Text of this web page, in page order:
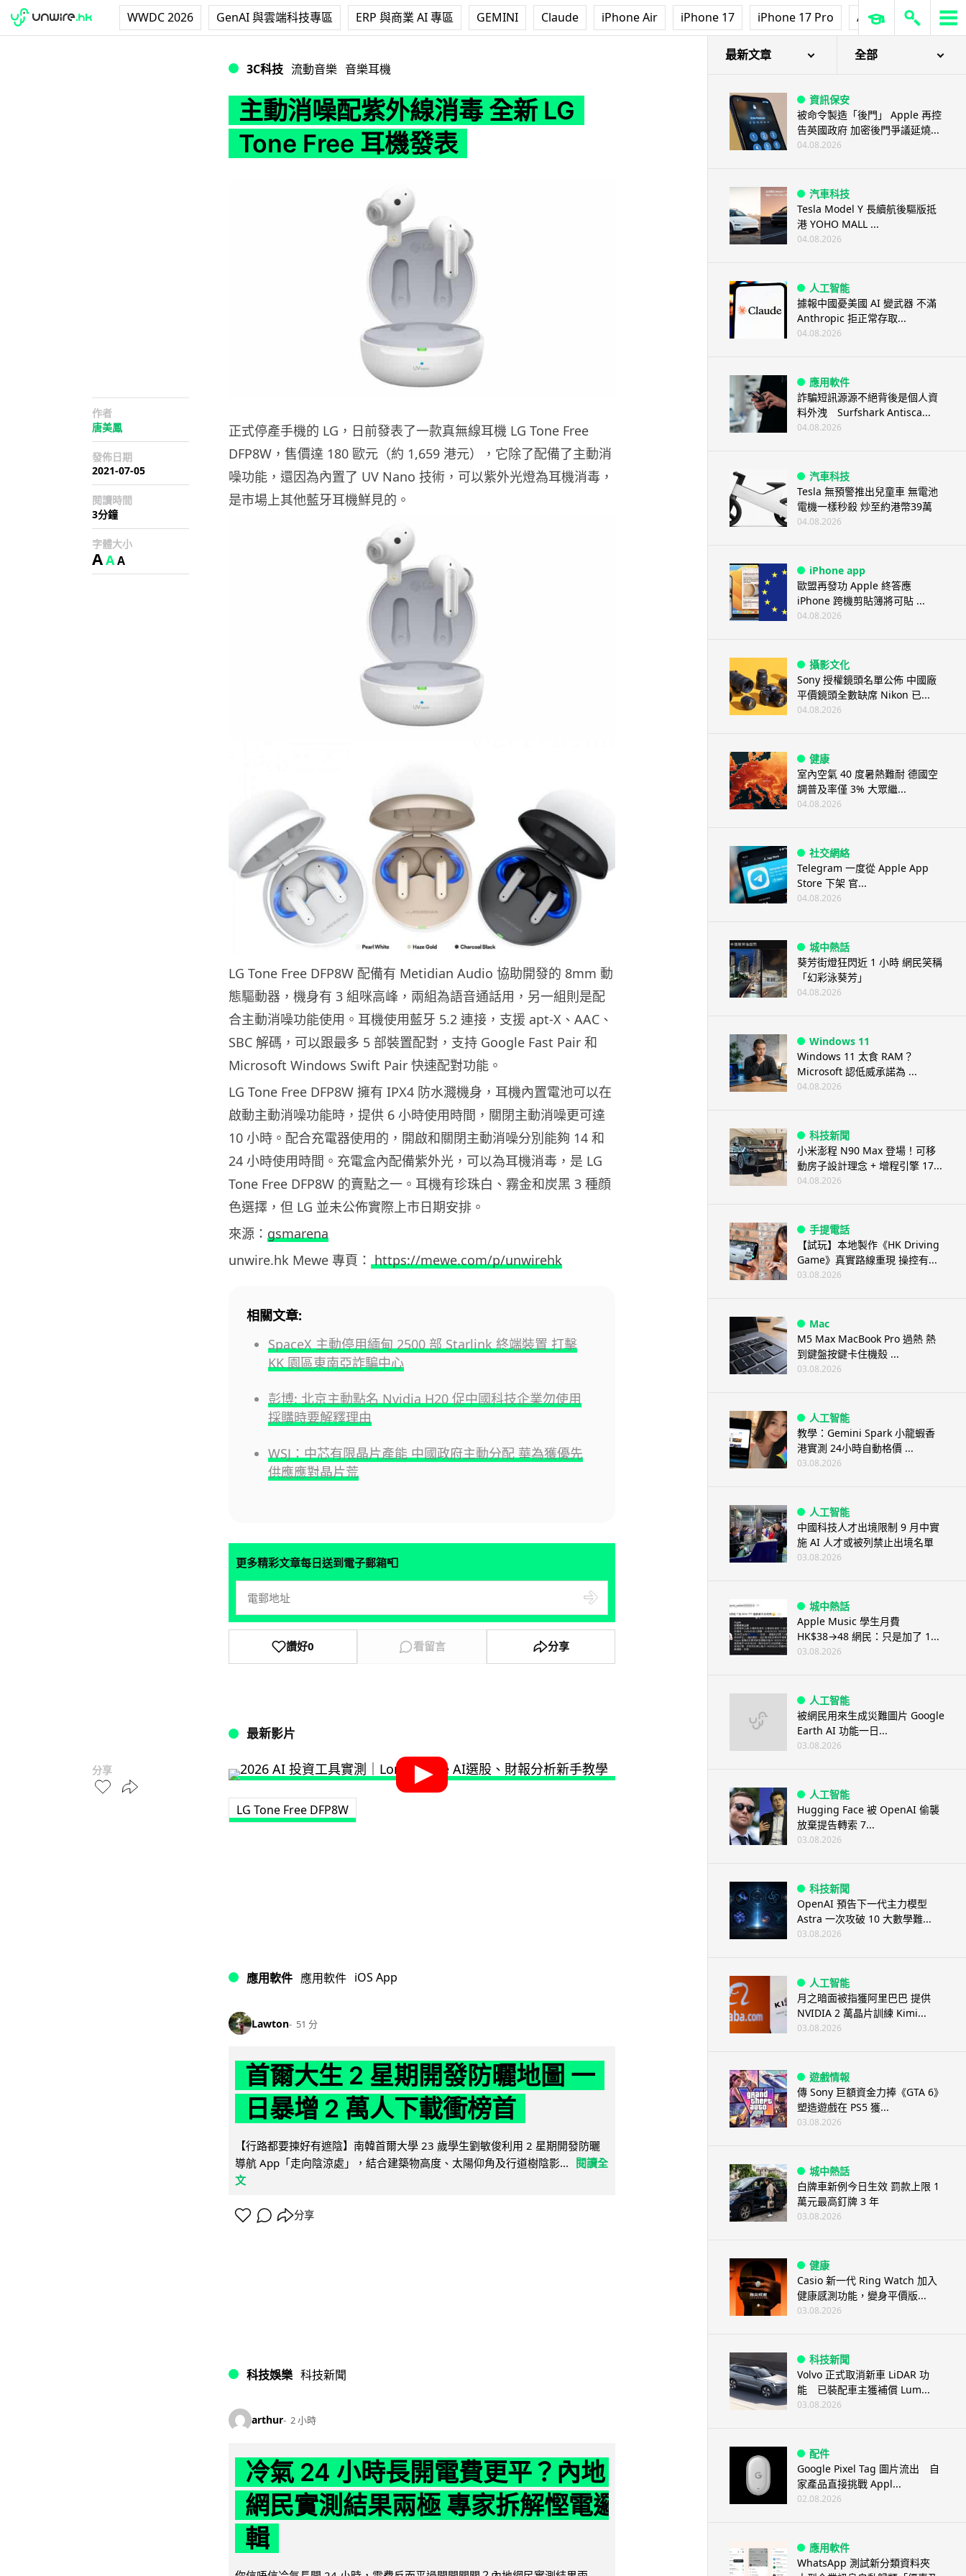
WWDC 2026 GenAI 與雲端科技專區 ERP 與商業 AI 專區 GEMINI Claude iPhone Air iPhone 17 iPhone 17 Pro AirPods Pro 3
3C科技 流動音樂 音樂耳機
主動消噪配紫外線消毒 全新 LG
Tone Free 耳機發表
作者
唐美鳳
發佈日期
2021-07-05
閱讀時間
3分鐘
字體大小
AAA
分享
正式停產手機的 LG，日前發表了一款真無線耳機 LG Tone Free
DFP8W，售價達 180 歐元（約 1,659 港元），它除了配備了主動消
噪功能，還因為內置了 UV Nano 技術，可以紫外光燈為耳機消毒，
是市場上其他藍牙耳機鮮見的。
LG Tone Free DFP8W 配備有 Metidian Audio 協助開發的 8mm 動
態驅動器，機身有 3 組咪高峰，兩組為語音通話用，另一組則是配
合主動消噪功能使用。耳機使用藍牙 5.2 連接，支援 apt-X、AAC、
SBC 解碼，可以跟最多 5 部裝置配對，支持 Google Fast Pair 和
Microsoft Windows Swift Pair 快速配對功能。
LG Tone Free DFP8W 擁有 IPX4 防水濺機身，耳機內置電池可以在
啟動主動消噪功能時，提供 6 小時使用時間，關閉主動消噪更可達
10 小時。配合充電器使用的，開啟和關閉主動消噪分別能夠 14 和
24 小時使用時間。充電盒內配備紫外光，可以為耳機消毒，是 LG
Tone Free DFP8W 的賣點之一。耳機有珍珠白、霧金和炭黑 3 種顔
色選擇，但 LG 並未公佈實際上市日期安排。
來源： gsmarena
unwire.hk Mewe 專頁： https://mewe.com/p/unwirehk
相關文章:
SpaceX 主動停用緬甸 2500 部 Starlink 終端裝置 打擊
KK 園區東南亞詐騙中心
彭博: 北京主動點名 Nvidia H20 促中國科技企業勿使用
採購時要解釋理由
WSJ：中芯有限晶片產能 中國政府主動分配 華為獲優先
供應應對晶片荒
更多精彩文章每日送到電子郵箱📮
讚好0 看留言 分享
最新影片
LG Tone Free DFP8W
應用軟件 應用軟件 iOS App
Lawton 51 分
首爾大生 2 星期開發防曬地圖 一
日暴增 2 萬人下載衝榜首
【行路都要揀好有遮陰】南韓首爾大學 23 歲學生劉敏俊利用 2 星期開發防曬
導航 App「走向陰涼處」，結合建築物高度、太陽仰角及行道樹陰影...
閱讀全
文
分享
科技娛樂 科技新聞
arthur 2 小時
冷氣 24 小時長開電費更平？內地
網民實測結果兩極 專家拆解慳電邏
輯
最新文章 全部
資訊保安
被命令製造「後門」 Apple 再控
告英國政府 加密後門爭議延燒...
04.08.2026
汽車科技
Tesla Model Y 長續航後驅版抵
港 YOHO MALL ...
04.08.2026
人工智能
據報中國憂美國 AI 變武器 不滿
Anthropic 拒正常存取...
04.08.2026
應用軟件
詐騙短訊源源不絕背後是個人資
料外洩 Surfshark Antisca...
04.08.2026
汽車科技
Tesla 無預警推出兒童車 無電池
電機一樣秒殺 炒至約港幣39萬
04.08.2026
iPhone app
歐盟再發功 Apple 終答應
iPhone 跨機剪貼簿將可貼 ...
04.08.2026
攝影文化
Sony 授權鏡頭名單公佈 中國廠
平價鏡頭全數缺席 Nikon 已...
04.08.2026
健康
室內空氣 40 度暑熱難耐 德國空
調普及率僅 3% 大眾繼...
04.08.2026
社交網絡
Telegram 一度從 Apple App
Store 下架 官...
04.08.2026
城中熱話
葵芳街燈狂閃近 1 小時 網民笑稱
「幻彩泳葵芳」
04.08.2026
Windows 11
Windows 11 太食 RAM？
Microsoft 認低威承諾為 ...
04.08.2026
科技新聞
小米澎程 N90 Max 登場！可移
動房子設計理念 + 增程引擎 17...
04.08.2026
手提電話
【試玩】本地製作《HK Driving
Game》真實路線重現 操控有...
03.08.2026
Mac
M5 Max MacBook Pro 過熱 熱
到鍵盤按鍵卡住機殼 ...
03.08.2026
人工智能
教學：Gemini Spark 小龍蝦香
港實測 24小時自動格價 ...
03.08.2026
人工智能
中國科技人才出境限制 9 月中實
施 AI 人才或被列禁止出境名單
03.08.2026
城中熱話
Apple Music 學生月費
HK$38→48 網民：只是加了 1...
03.08.2026
人工智能
被網民用來生成災難圖片 Google
Earth AI 功能一日...
03.08.2026
人工智能
Hugging Face 被 OpenAI 偷襲
放棄提告轉索 7...
03.08.2026
科技新聞
OpenAI 預告下一代主力模型
Astra 一次攻破 10 大數學難...
03.08.2026
人工智能
月之暗面被指獲阿里巴巴 提供
NVIDIA 2 萬晶片訓練 Kimi...
03.08.2026
遊戲情報
傳 Sony 巨額資金力捧《GTA 6》
塑造遊戲在 PS5 獲...
03.08.2026
城中熱話
白牌車新例今日生效 罰款上限 1
萬元最高釘牌 3 年
03.08.2026
健康
Casio 新一代 Ring Watch 加入
健康感測功能，變身平價版...
03.08.2026
科技新聞
Volvo 正式取消新車 LiDAR 功
能 已裝配車主獲補償 Lum...
03.08.2026
配件
Google Pixel Tag 圖片流出 自
家產品直接挑戰 Appl...
02.08.2026
應用軟件
WhatsApp 測試新分類資料夾